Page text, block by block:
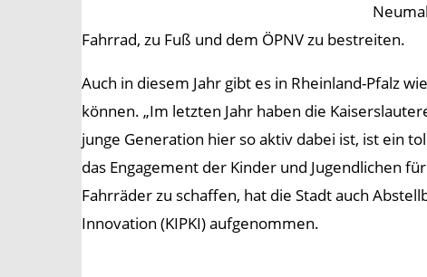
Fahrrad, zu Fuß und dem ÖPNV zu bestreiten.
Auch in diesem Jahr gibt es in Rheinland-Pfalz
können. „Im letzten Jahr haben die
junge Generation hier so aktiv dabei ist, ist ein
das Engagement der Kinder und Jugendlichen
Fahrräder zu schaffen, hat die Stadt auch
Innovation (KIPKI) aufgenommen.